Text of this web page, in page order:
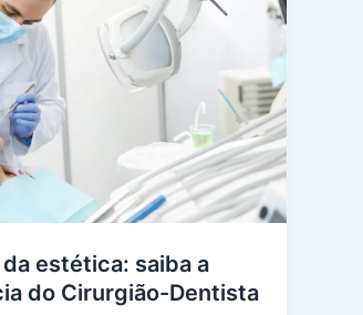
da estética: saiba a
do Cirurgião-Dentista